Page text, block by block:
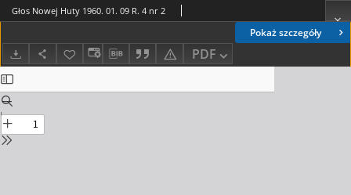
Pokaż szczegóły
PDF
Głos Nowej Huty 1960. 01. 09 R. 4 nr 2